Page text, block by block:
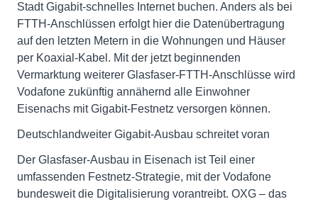
Stadt Gigabit-schnelles Internet buchen. Anders als bei
FTTH-Anschlüssen erfolgt hier die Datenübertragung
auf den letzten Metern in die Wohnungen und Häuser
per Koaxial-Kabel. Mit der jetzt beginnenden
Vermarktung weiterer Glasfaser-FTTH-Anschlüsse wird
Vodafone zukünftig annähernd alle Einwohner
Eisenachs mit Gigabit-Festnetz versorgen können.
Deutschlandweiter Gigabit-Ausbau schreitet voran
Der Glasfaser-Ausbau in Eisenach ist Teil einer
umfassenden Festnetz-Strategie, mit der Vodafone
bundesweit die Digitalisierung vorantreibt. OXG – das